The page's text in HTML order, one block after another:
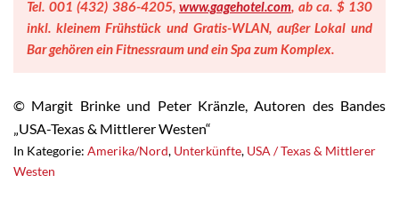
Tel. 001 (432) 386-4205, www.gagehotel.com, ab ca. $ 130
inkl. kleinem Frühstück und Gratis-WLAN, außer Lokal und
Bar gehören ein Fitnessraum und ein Spa zum Komplex.
© Margit Brinke und Peter Kränzle, Autoren des Bandes
„USA-Texas & Mittlerer Westen“
In Kategorie: Amerika/Nord, Unterkünfte, USA / Texas & Mittlerer
Westen